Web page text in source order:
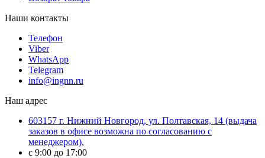
Наши контакты
Телефон
Viber
WhatsApp
Telegram
info@ingnn.ru
Наш адрес
603157 г. Нижний Новгород, ул. Полтавская, 14 (выдача
заказов в офисе возможна по согласованию с
менеджером).
c 9:00 до 17:00